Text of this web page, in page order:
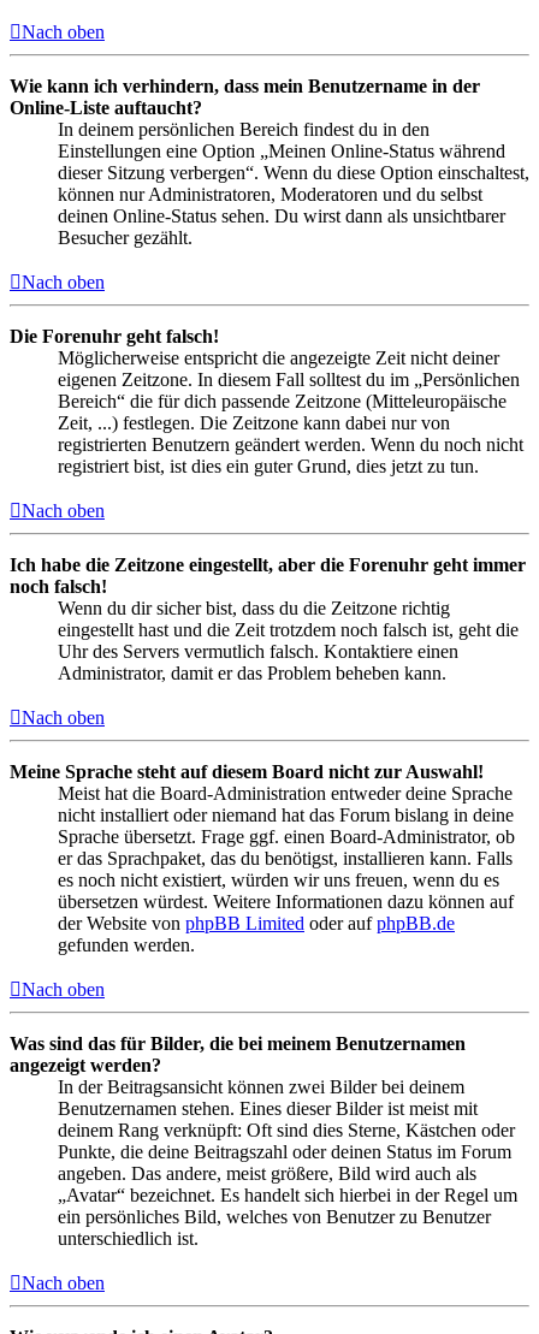
Nach oben
Wie kann ich verhindern, dass mein Benutzername in der
Online-Liste auftaucht?
In deinem persönlichen Bereich findest du in den
Einstellungen eine Option „Meinen Online-Status während
dieser Sitzung verbergen“. Wenn du diese Option einschaltest,
können nur Administratoren, Moderatoren und du selbst
deinen Online-Status sehen. Du wirst dann als unsichtbarer
Besucher gezählt.
Nach oben
Die Forenuhr geht falsch!
Möglicherweise entspricht die angezeigte Zeit nicht deiner
eigenen Zeitzone. In diesem Fall solltest du im „Persönlichen
Bereich“ die für dich passende Zeitzone (Mitteleuropäische
Zeit, ...) festlegen. Die Zeitzone kann dabei nur von
registrierten Benutzern geändert werden. Wenn du noch nicht
registriert bist, ist dies ein guter Grund, dies jetzt zu tun.
Nach oben
Ich habe die Zeitzone eingestellt, aber die Forenuhr geht immer
noch falsch!
Wenn du dir sicher bist, dass du die Zeitzone richtig
eingestellt hast und die Zeit trotzdem noch falsch ist, geht die
Uhr des Servers vermutlich falsch. Kontaktiere einen
Administrator, damit er das Problem beheben kann.
Nach oben
Meine Sprache steht auf diesem Board nicht zur Auswahl!
Meist hat die Board-Administration entweder deine Sprache
nicht installiert oder niemand hat das Forum bislang in deine
Sprache übersetzt. Frage ggf. einen Board-Administrator, ob
er das Sprachpaket, das du benötigst, installieren kann. Falls
es noch nicht existiert, würden wir uns freuen, wenn du es
übersetzen würdest. Weitere Informationen dazu können auf
der Website von phpBB Limited oder aufphpBB.de
gefunden werden.
Nach oben
Was sind das für Bilder, die bei meinem Benutzernamen
angezeigt werden?
In der Beitragsansicht können zwei Bilder bei deinem
Benutzernamen stehen. Eines dieser Bilder ist meist mit
deinem Rang verknüpft: Oft sind dies Sterne, Kästchen oder
Punkte, die deine Beitragszahl oder deinen Status im Forum
angeben. Das andere, meist größere, Bild wird auch als
„Avatar“ bezeichnet. Es handelt sich hierbei in der Regel um
ein persönliches Bild, welches von Benutzer zu Benutzer
unterschiedlich ist.
Nach oben